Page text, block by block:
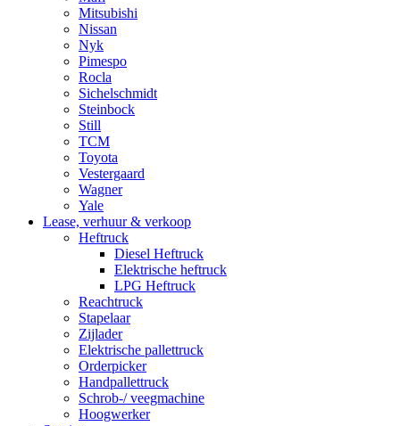
Mitsubishi
Nissan
Nyk
Pimespo
Rocla
Sichelschmidt
Steinbock
Still
TCM
Toyota
Vestergaard
Wagner
Yale
Lease, verhuur & verkoop
Heftruck
Diesel Heftruck
Elektrische heftruck
LPG Heftruck
Reachtruck
Stapelaar
Zijlader
Elektrische pallettruck
Orderpicker
Handpallettruck
Schrob-/ veegmachine
Hoogwerker